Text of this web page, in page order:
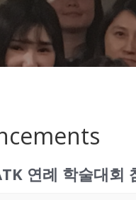
연례 학술대회